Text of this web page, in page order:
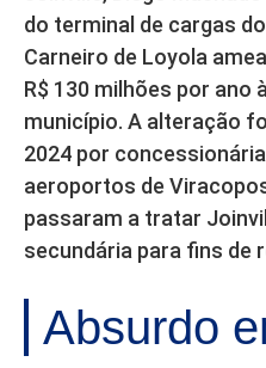
do terminal de cargas
Carneiro de Loyola
R$ 130 milhões por ano
município. A alteração
2024 por
aeroportos de
passaram a tratar
secundária para fins de
Absurdo